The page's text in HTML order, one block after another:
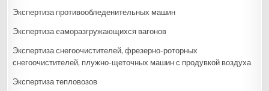
Экспертиза противообледенительных машин
Экспертиза cаморазгружающихся вагонов
Экспертиза снегоочистителей, фрезерно-роторных
снегоочистителей, плужно-щеточных машин с продувкой воздуха
Экспертиза тепловозов